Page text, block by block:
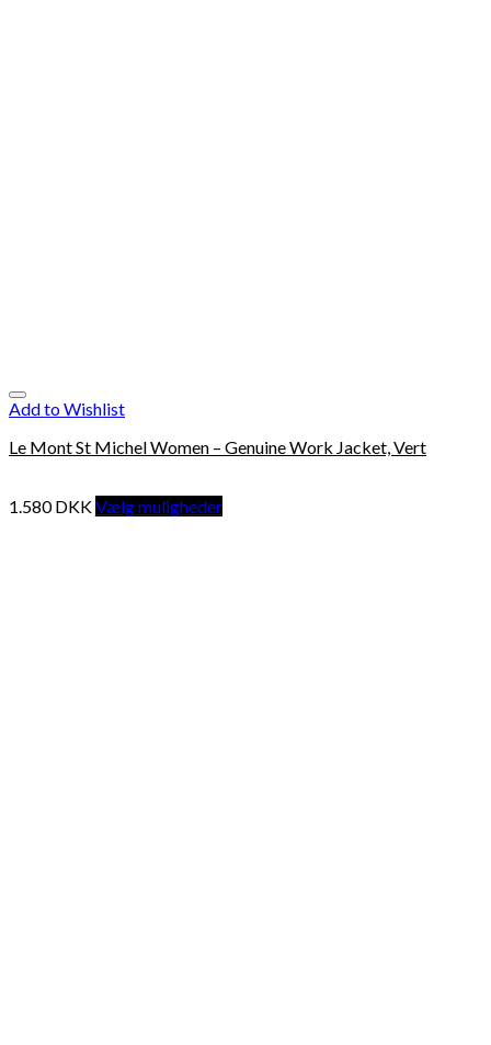
Add to Wishlist
Le Mont St Michel Women – Genuine Work Jacket, Vert
1.580DKKVælg muligheder